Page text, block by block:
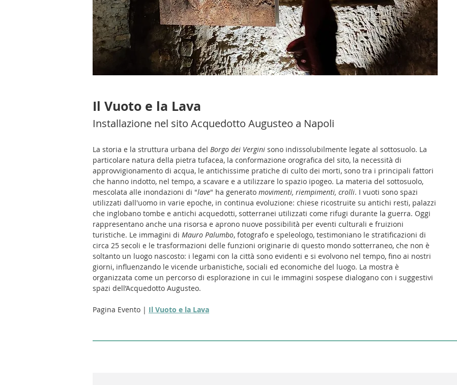
Il Vuoto e la Lava
Installazione nel sito Acquedotto Augusteo a Napoli
La storia e la struttura urbana del Borgo dei Vergini sono indissolubilmente legate al sottosuolo. La
particolare natura della pietra tufacea, la conformazione orografica del sito, la necessità di
approvvigionamento di acqua, le antichissime pratiche di culto dei morti, sono tra i principali fattori
che hanno indotto, nel tempo, a scavare e a utilizzare lo spazio ipogeo. La materia del sottosuolo,
mescolata alle inondazioni di "lave" ha generato movimenti, riempimenti, crolli. I vuoti sono spazi
utilizzati dall'uomo in varie epoche, in continua evoluzione: chiese ricostruite su antichi resti, palazzi
che inglobano tombe e antichi acquedotti, sotterranei utilizzati come rifugi durante la guerra. Oggi
rappresentano anche una risorsa e aprono nuove possibilità per eventi culturali e fruizioni
turistiche. Le immagini di Mauro Palumbo, fotografo e speleologo, testimoniano le stratificazioni di
circa 25 secoli e le trasformazioni delle funzioni originarie di questo mondo sotterraneo, che non è
soltanto un luogo nascosto: i legami con la città sono evidenti e si evolvono nel tempo, fino ai nostri
giorni, influenzando le vicende urbanistiche, sociali ed economiche del luogo. La mostra è
organizzata come un percorso di esplorazione in cui le immagini sospese dialogano con i suggestivi
spazi dell’Acquedotto Augusteo.
Pagina Evento | Il Vuoto e la Lava